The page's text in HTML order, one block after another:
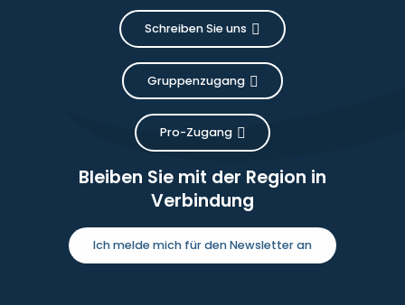
Schreiben Sie uns
Gruppenzugang
Pro-Zugang
Bleiben Sie mit der Region in
Verbindung
Ich melde mich für den Newsletter an